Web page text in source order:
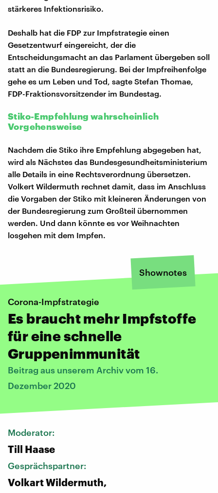
stärkeres Infektionsrisiko.
Deshalb hat die FDP zur Impfstrategie einen
Gesetzentwurf eingereicht, der die
Entscheidungsmacht an das Parlament übergeben soll
statt an die Bundesregierung. Bei der Impfreihenfolge
gehe es um Leben und Tod, sagte Stefan Thomae,
FDP-Fraktionsvorsitzender im Bundestag.
Stiko-Empfehlung wahrscheinlich
Vorgehensweise
Nachdem die Stiko ihre Empfehlung abgegeben hat,
wird als Nächstes das Bundesgesundheitsministerium
alle Details in eine Rechtsverordnung übersetzen.
Volkert Wildermuth rechnet damit, dass im Anschluss
die Vorgaben der Stiko mit kleineren Änderungen von
der Bundesregierung zum Großteil übernommen
werden. Und dann könnte es vor Weihnachten
losgehen mit dem Impfen.
Shownotes
Corona-Impfstrategie
Es braucht mehr Impfstoffe
für eine schnelle
Gruppenimmunität
Beitrag aus unserem Archiv vom 16.
Dezember 2020
Moderator:
Till Haase
Gesprächspartner:
Volkart Wildermuth,